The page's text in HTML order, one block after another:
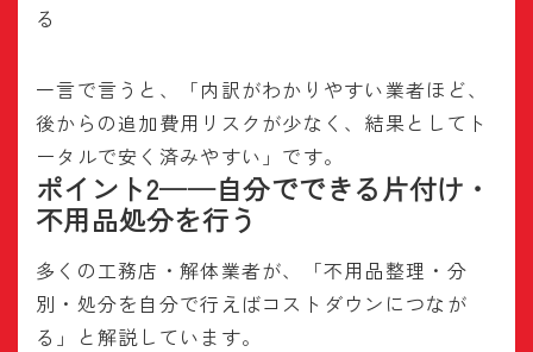
る
一言で言うと、「内訳がわかりやすい業者ほど、
後からの追加費用リスクが少なく、結果としてト
ータルで安く済みやすい」です。
ポイント2──自分でできる片付け・
不用品処分を行う
多くの工務店・解体業者が、「不用品整理・分
別・処分を自分で行えばコストダウンにつなが
る」と解説しています。